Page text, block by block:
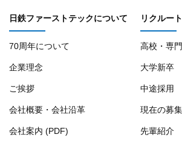
日鉄ファーストテックについて
70周年について
企業理念
ご挨拶
会社概要・会社沿革
会社案内 (PDF)
リクルート
高校・専
大学新卒
中途採用
現在の募
先輩紹介